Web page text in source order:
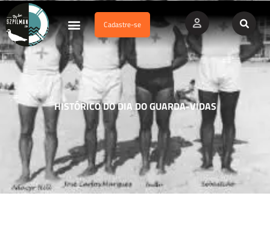
Cadastre-se
HISTÓRICO DO DIA DO GUARDA-VIDAS